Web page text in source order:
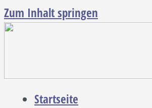
Zum Inhalt springen
Startseite